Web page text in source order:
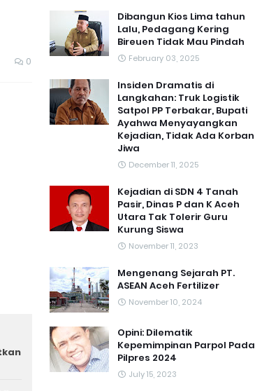
0
Dibangun Kios Lima tahun
Lalu, Pedagang Kering
Bireuen Tidak Mau Pindah
February 03, 2025
Insiden Dramatis di
Langkahan: Truk Logistik
Satpol PP Terbakar, Bupati
Ayahwa Menyayangkan
Kejadian, Tidak Ada Korban
Jiwa
December 11, 2025
Kejadian di SDN 4 Tanah
Pasir, Dinas P dan K Aceh
Utara Tak Tolerir Guru
Kurung Siswa
November 11, 2023
Mengenang Sejarah PT.
ASEAN Aceh Fertilizer
November 10, 2024
Opini: Dilematik
Kepemimpinan Parpol Pada
Pilpres 2024
July 15, 2023